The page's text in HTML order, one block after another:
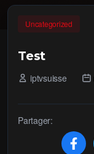
Uncategorized
Test
iptvsuisse
Partager: